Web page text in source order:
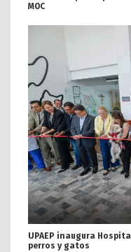
MOC
UPAEP inaugura
perros y gatos